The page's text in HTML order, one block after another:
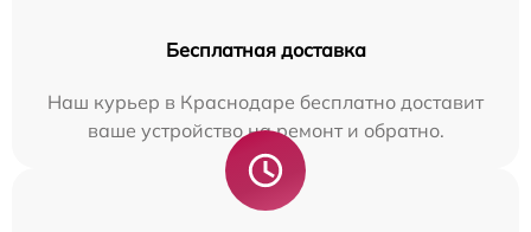
Бесплатная доставка
Наш курьер в Краснодаре бесплатно доставит
ваше устройство на ремонт и обратно.